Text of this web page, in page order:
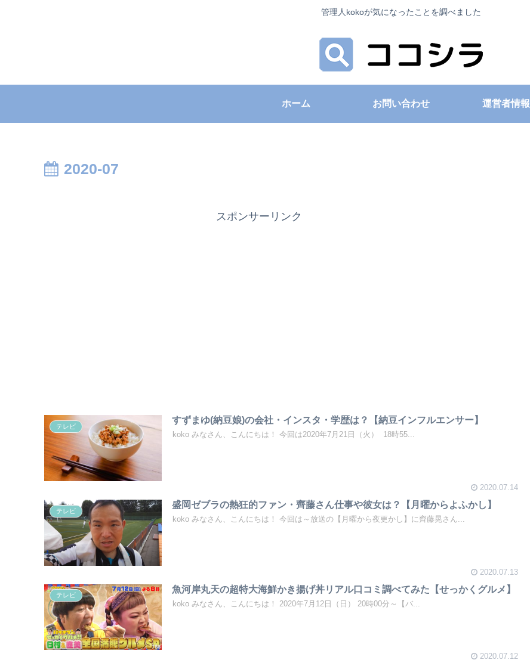
管理人kokoが気になったことを調べました
ホーム お問い合わせ 運営者情報
2020-07
スポンサーリンク
テレビ
すずまゆ(納豆娘)の会社・インスタ・学歴は？【納豆インフルエンサー】
koko みなさん、こんにちは！ 今回は2020年7月21日（火） 18時55...
2020.07.14
テレビ
盛岡ゼブラの熱狂的ファン・齊藤さん仕事や彼女は？【月曜からよふかし】
koko みなさん、こんにちは！ 今回は～放送の【月曜から夜更かし】に齊藤晃さん...
2020.07.13
テレビ
魚河岸丸天の超特大海鮮かき揚げ丼リアル口コミ調べてみた【せっかくグルメ】
koko みなさん、こんにちは！ 2020年7月12日（日） 20時00分～【バ...
2020.07.12